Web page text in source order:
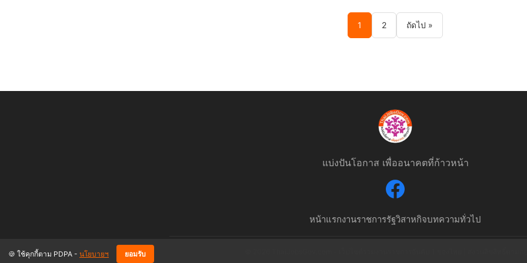
1 2 ถัดไป »
แบ่งปันโอกาส เพื่ออนาคตที่ก้าวหน้า
หน้าแรกงานราชการรัฐวิสาหกิจบทความทั่วไป
🍪 ใช้คุกกี้ตาม PDPA - นโยบายฯ ยอมรับ